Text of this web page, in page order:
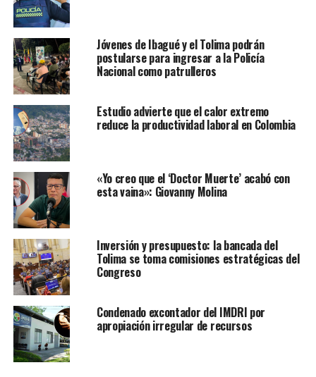
Jóvenes de Ibagué y el Tolima podrán
postularse para ingresar a la Policía
Nacional como patrulleros
Estudio advierte que el calor extremo
reduce la productividad laboral en Colombia
«Yo creo que el ‘Doctor Muerte’ acabó con
esta vaina»: Giovanny Molina
Inversión y presupuesto: la bancada del
Tolima se toma comisiones estratégicas del
Congreso
Condenado excontador del IMDRI por
apropiación irregular de recursos